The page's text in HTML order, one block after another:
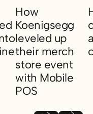
checkout to the
12 phones into a
How
Koenigsegg
leveled up
their merch
store event
with Mobile
POS